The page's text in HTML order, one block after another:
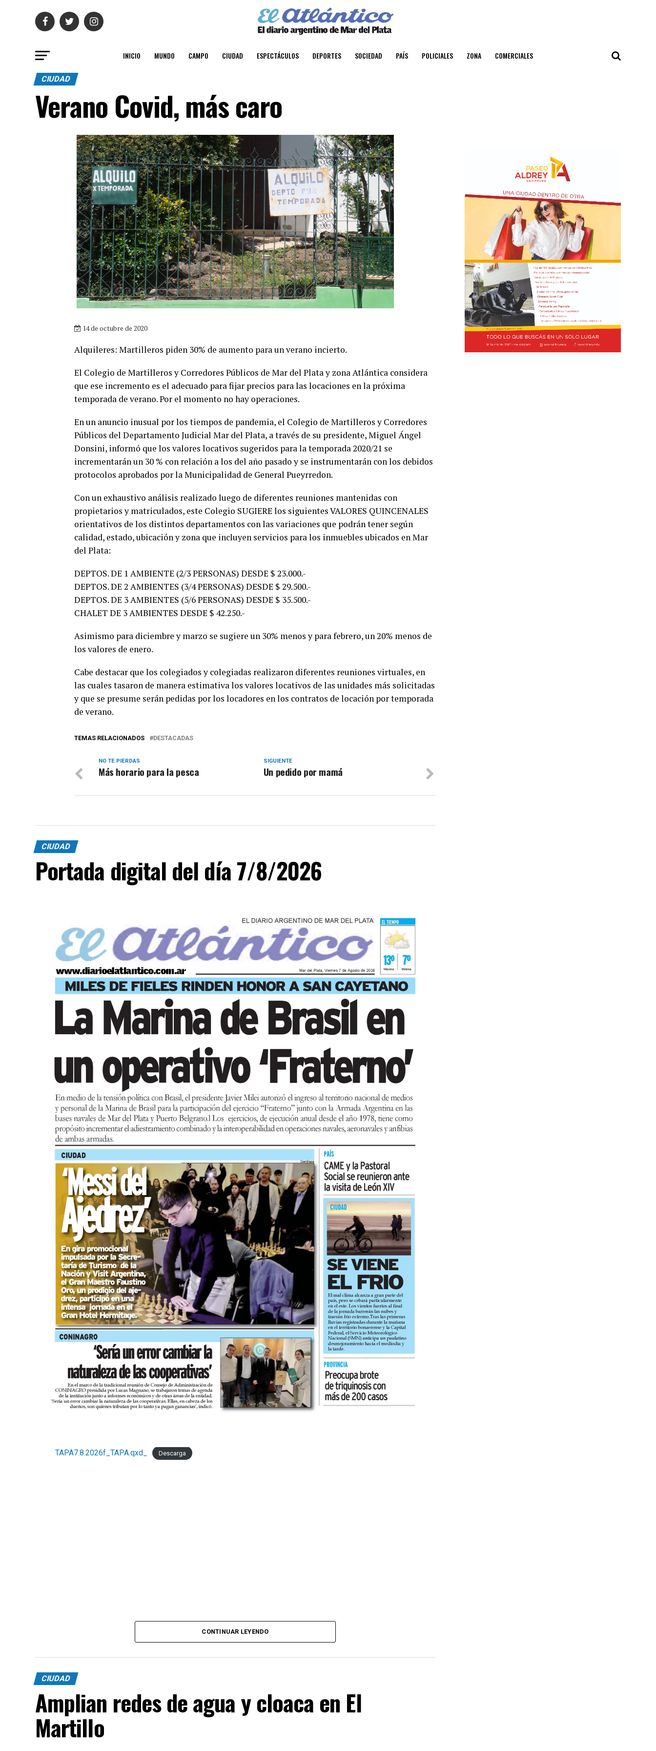
INICIO MUNDO CAMPO CIUDAD ESPECTÁCULOS DEPORTES SOCIEDAD PAÍS POLICIALES ZONA COMERCIALES
CIUDAD
Verano Covid, más caro
14 de octubre de 2020
Alquileres: Martilleros piden 30% de aumento para un verano incierto.
El Colegio de Martilleros y Corredores Públicos de Mar del Plata y zona Atlántica considera
que ese incremento es el adecuado para fijar precios para las locaciones en la próxima
temporada de verano. Por el momento no hay operaciones.
En un anuncio inusual por los tiempos de pandemia, el Colegio de Martilleros y Corredores
Públicos del Departamento Judicial Mar del Plata, a través de su presidente, Miguel Ángel
Donsini, informó que los valores locativos sugeridos para la temporada 2020/21 se
incrementarán un 30 % con relación a los del año pasado y se instrumentarán con los debidos
protocolos aprobados por la Municipalidad de General Pueyrredon.
Con un exhaustivo análisis realizado luego de diferentes reuniones mantenidas con
propietarios y matriculados, este Colegio SUGIERE los siguientes VALORES QUINCENALES
orientativos de los distintos departamentos con las variaciones que podrán tener según
calidad, estado, ubicación y zona que incluyen servicios para los inmuebles ubicados en Mar
del Plata:
DEPTOS. DE 1 AMBIENTE (2/3 PERSONAS) DESDE $ 23.000.-
DEPTOS. DE 2 AMBIENTES (3/4 PERSONAS) DESDE $ 29.500.-
DEPTOS. DE 3 AMBIENTES (5/6 PERSONAS) DESDE $ 35.500.-
CHALET DE 3 AMBIENTES DESDE $ 42.250.-
Asimismo para diciembre y marzo se sugiere un 30% menos y para febrero, un 20% menos de
los valores de enero.
Cabe destacar que los colegiados y colegiadas realizaron diferentes reuniones virtuales, en
las cuales tasaron de manera estimativa los valores locativos de las unidades más solicitadas
y que se presume serán pedidas por los locadores en los contratos de locación por temporada
de verano.
TEMAS RELACIONADOS DESTACADAS
SIGUIENTE
Un pedido por mamá
NO TE PIERDAS
Más horario para la pesca
CIUDAD
Portada digital del día 7/8/2026
TAPA7.8.2026f_TAPA.qxd_ Descarga
CONTINUAR LEYENDO
CIUDAD
Amplian redes de agua y cloaca en El
Martillo